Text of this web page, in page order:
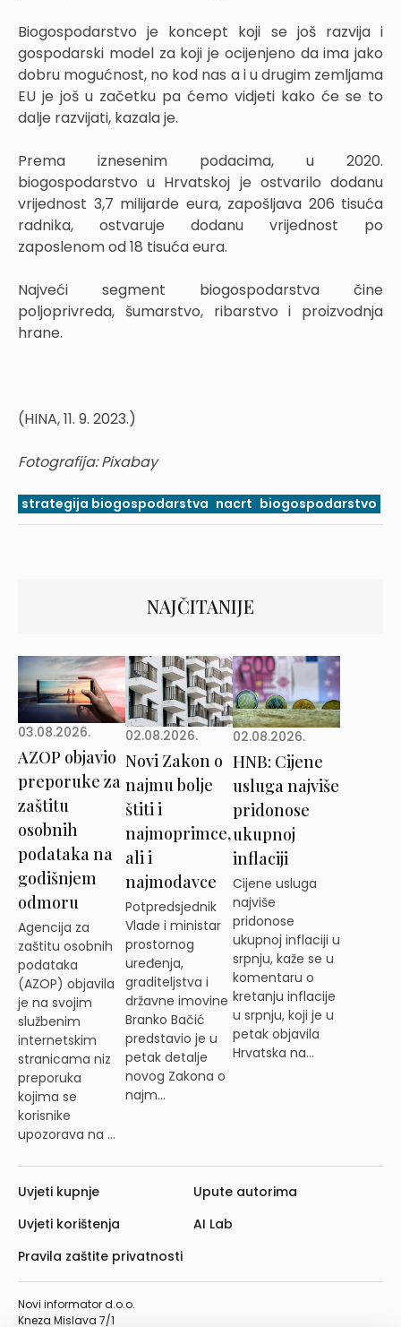
Biogospodarstvo je koncept koji se još razvija i
gospodarski model za koji je ocijenjeno da ima jako
dobru mogućnost, no kod nas a i u drugim zemljama
EU je još u začetku pa ćemo vidjeti kako će se to
dalje razvijati, kazala je.
Prema iznesenim podacima, u 2020.
biogospodarstvo u Hrvatskoj je ostvarilo dodanu
vrijednost 3,7 milijarde eura, zapošljava 206 tisuća
radnika, ostvaruje dodanu vrijednost po
zaposlenom od 18 tisuća eura.
Najveći segment biogospodarstva čine
poljoprivreda, šumarstvo, ribarstvo i proizvodnja
hrane.
(HINA, 11. 9. 2023.)
Fotografija: Pixabay
strategija biogospodarstva nacrt biogospodarstvo
NAJČITANIJE
03.08.2026.
AZOP objavio
preporuke za
zaštitu
osobnih
podataka na
godišnjem
odmoru
Agencija za
zaštitu osobnih
podataka
(AZOP) objavila
je na svojim
službenim
internetskim
stranicama niz
preporuka
kojima se
korisnike
upozorava na ...
02.08.2026.
Novi Zakon o
najmu bolje
štiti i
najmoprimce,
ali i
najmodavce
Potpredsjednik
Vlade i ministar
prostornog
uređenja,
graditeljstva i
državne imovine
Branko Bačić
predstavio je u
petak detalje
novog Zakona o
najm...
02.08.2026.
HNB: Cijene
usluga najviše
pridonose
ukupnoj
inflaciji
Cijene usluga
najviše
pridonose
ukupnoj inflaciji u
srpnju, kaže se u
komentaru o
kretanju inflacije
u srpnju, koji je u
petak objavila
Hrvatska na...
Novi informator d.o.o.
Kneza Mislava 7/1
Uvjeti kupnje
Uvjeti korištenja
Pravila zaštite privatnosti
Upute autorima
AI Lab